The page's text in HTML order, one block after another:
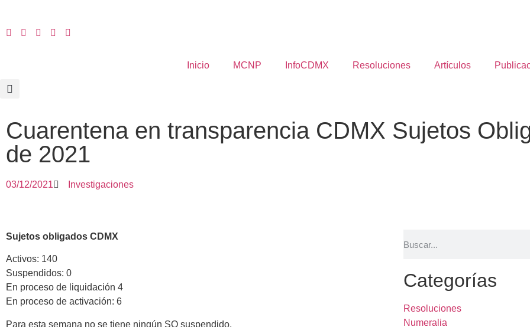
Inicio MCNP InfoCDMX Resoluciones Artículos
Cuarentena en transparencia CDMX Sujetos
de 2021
03/12/2021 Investigaciones
Sujetos obligados CDMX
Activos: 140
Suspendidos: 0
En proceso de liquidación 4
En proceso de activación: 6
Para esta semana no se tiene ningún SO suspendido.
Categorías
Resoluciones
Numeralia